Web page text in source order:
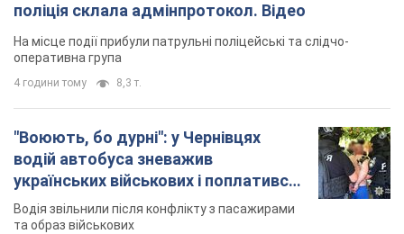
поліція склала адмінпротокол. Відео
На місце події прибули патрульні поліцейські та слідчо-
оперативна група
4 години тому 8,3 т.
"Воюють, бо дурні": у Чернівцях
водій автобуса зневажив
українських військових і поплатився.
Відео
Водія звільнили після конфлікту з пасажирами
та образ військових